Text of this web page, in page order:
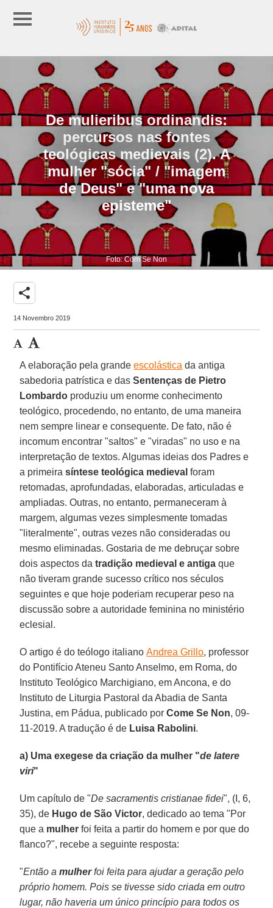
De mulieribus ordinandis:
percursos nas fontes
teológicas medievais (2). A
mulher "sócia" / "imagem
de Deus" e "uma nova
episteme"
Foto: Com Se Non
share
14 Novembro 2019
A elaboração pela grandeescolástica da antiga
sabedoria patrística e dasSentenças de Pietro
Lombardo produziu um enorme conhecimento
teológico, procedendo, no entanto, de uma maneira
nem sempre linear e consequente. De fato, não é
incomum encontrar "saltos" e "viradas" no uso e na
interpretação de textos. Algumas ideias dos Padres e
a primeirasíntese teológica medieval foram
retomadas, aprofundadas, elaboradas, articuladas e
ampliadas. Outras, no entanto, permaneceram à
margem, algumas vezes simplesmente tomadas
"literalmente", outras vezes não consideradas ou
mesmo eliminadas. Gostaria de me debruçar sobre
dois aspectos datradição medieval e antiga que
não tiveram grande sucesso crítico nos séculos
seguintes e que hoje poderiam recuperar peso na
discussão sobre a autoridade feminina no ministério
eclesial.
O artigo é do teólogo italianoAndrea Grillo, professor
do Pontifício Ateneu Santo Anselmo, em Roma, do
Instituto Teológico Marchigiano, em Ancona, e do
Instituto de Liturgia Pastoral da Abadia de Santa
Justina, em Pádua, publicado porCome Se Non, 09-
11-2019. A tradução é de Luisa Rabolini.
a) Uma exegese da criação da mulher "de latere
viri"
Um capítulo de "De sacramentis cristianae fidei", (I, 6,
35), de Hugo de São Victor, dedicado ao tema "Por
que a mulher foi feita a partir do homem e por que do
flanco?", recebe a seguinte resposta:
"Então amulherfoi feita para ajudar a geração pelo
próprio homem. Pois se tivesse sido criada em outro
lugar, não haveria um único princípio para todos os